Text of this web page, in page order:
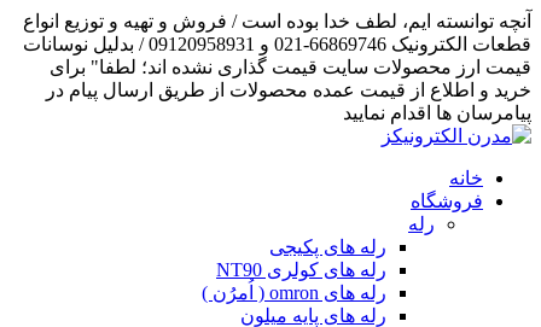
آنچه توانسته ایم، لطف خدا بوده است / فروش و تهیه و توزیع انواع
قطعات الکترونیک 66869746-021 و 09120958931 / بدلیل نوسانات
قیمت ارز محصولات سایت قیمت گذاری نشده اند؛ لطفا" برای
خرید و اطلاع از قیمت عمده محصولات از طریق ارسال پیام در
پیامرسان ها اقدام نمایید
خانه
فروشگاه
رله
رله های پکیجی
رله های کولری NT90
رله های omron ( اُمرُن )
رله های پایه میلون